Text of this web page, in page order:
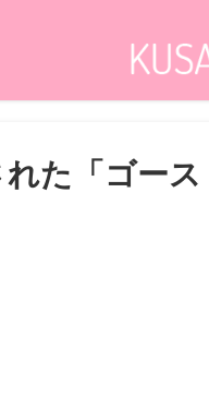
た「ゴー